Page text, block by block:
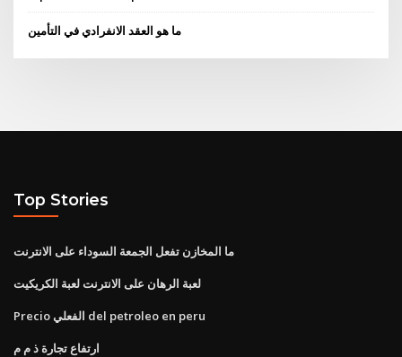
ما هو العقد الانفرادي في التأمين
Top Stories
ما المخازن تفعل الجمعة السوداء على الانترنت
لعبة الرهان على الانترنت لعبة الكريكيت
Precio الفعلي del petroleo en peru
ارتفاع تجارة ذ م م